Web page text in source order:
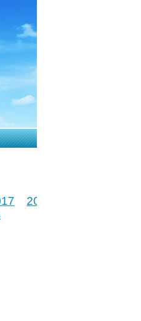
2018